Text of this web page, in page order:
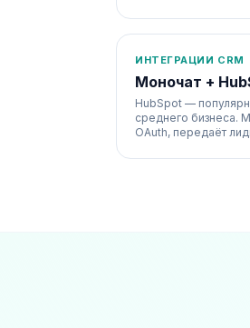
ИНТЕГРАЦИИ CRM
Моночат +
HubSpot —
среднего бизнеса.
OAuth, передаёт